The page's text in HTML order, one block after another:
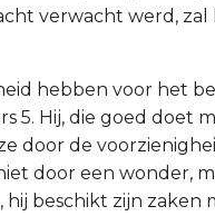
verwacht werd,
hebben voor het
5. Hij, die goed doet
door de
door een wonder,
hij beschikt zijn zaken